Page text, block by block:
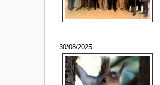
30/08/2025